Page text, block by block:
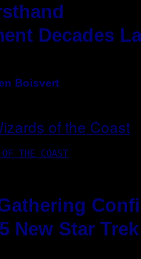
Decades
Boisvert
THE COAST
New Star